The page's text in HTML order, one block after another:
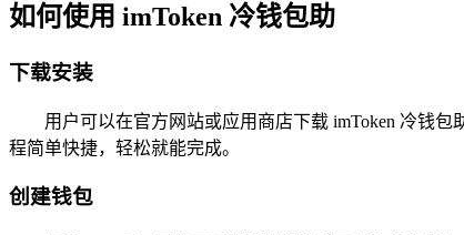
如何使用 imToken 冷钱包助
下载安装
用户可以在官方网站或应用商店下载 imToken 冷钱
程简单快捷，轻松就能完成。
创建钱包